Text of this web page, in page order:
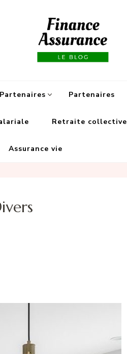
Partenaires Partenaires
Retraite collective
Assurance vie